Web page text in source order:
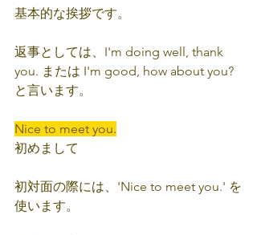
基本的な挨拶です。
返事としては、 I'm doing well, thank
you. または I'm good, how about you?
と言い ます。
Nice to meet you.
初めまして
初対面の際には、'Nice to meet you.' を
使います。